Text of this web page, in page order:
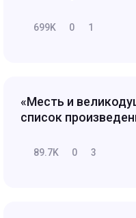
699K 0 1
«Месть и
список
89.7K 0 3